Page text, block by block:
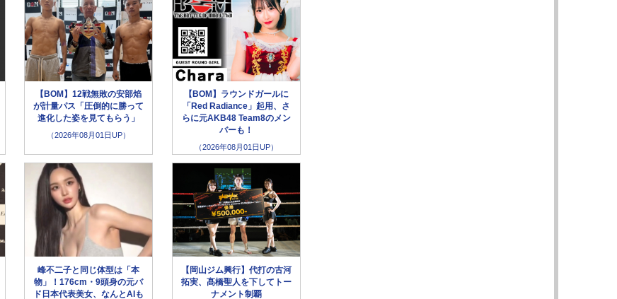
【BOM】12戦無敗の安部焰
が計量パス「圧倒的に勝って
進化した姿を見てもらう」
（2026年08月01日UP）
【BOM】ラウンドガールに
「Red Radiance」起用、さ
らに元AKB48 Team8のメン
バーも！
（2026年08月01日UP）
峰不二子と同じ体型は「本
物」！176cm・9頭身の元バ
ド日本代表美女、なんとAIも
【岡山ジム興行】代打の古河
拓実、髙橋聖人を下してトー
ナメント制覇